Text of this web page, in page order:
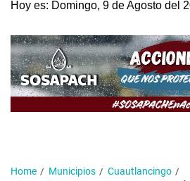
Hoy es: Domingo, 9 de Agosto del
Home Municipios
Cuautlancingo